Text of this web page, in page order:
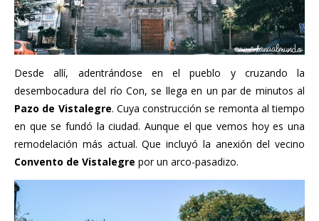
Desde allí, adentrándose en el pueblo y cruzando la
desembocadura del río Con, se llega en un par de minutos al
Pazo de Vistalegre. Cuya construcción se remonta al tiempo
en que se fundó la ciudad. Aunque el que vemos hoy es una
remodelación más actual. Que incluyó la anexión del vecino
Convento de Vistalegre por un arco-pasadizo.